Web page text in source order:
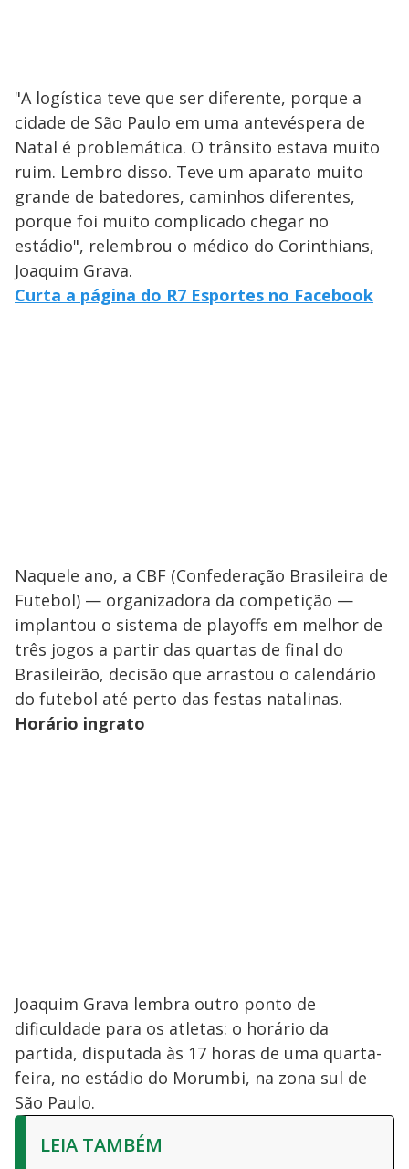
"A logística teve que ser diferente, porque a
cidade de São Paulo em uma antevéspera de
Natal é problemática. O trânsito estava muito
ruim. Lembro disso. Teve um aparato muito
grande de batedores, caminhos diferentes,
porque foi muito complicado chegar no
estádio", relembrou o médico do Corinthians,
Joaquim Grava.
Curta a página do R7 Esportes no Facebook
Naquele ano, a CBF (Confederação Brasileira de
Futebol) — organizadora da competição —
implantou o sistema de playoffs em melhor de
três jogos a partir das quartas de final do
Brasileirão, decisão que arrastou o calendário
do futebol até perto das festas natalinas.
Horário ingrato
Joaquim Grava lembra outro ponto de
dificuldade para os atletas: o horário da
partida, disputada às 17 horas de uma quarta-
feira, no estádio do Morumbi, na zona sul de
São Paulo.
LEIA TAMBÉM